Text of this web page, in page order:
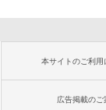
本サイトのご利用
広告掲載のご